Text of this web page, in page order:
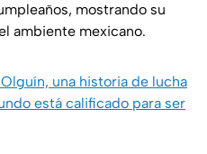
mostrando su
ambiente mexicano.
una historia de lucha
está calificado para ser